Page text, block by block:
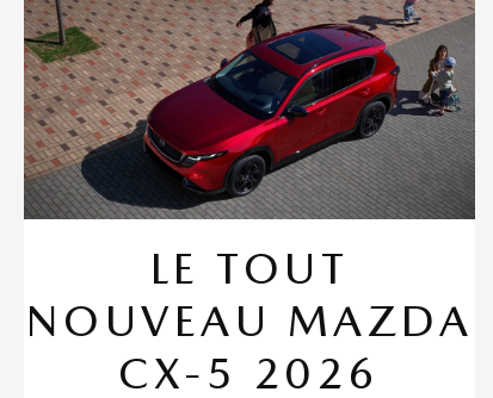
LE TOUT
NOUVEAU MAZDA
CX-5 2026